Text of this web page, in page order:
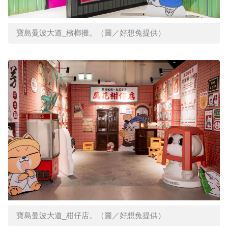
寶島曼波大道_檳榔攤。（圖／好想兔提供）
寶島曼波大道_柑仔店。（圖／好想兔提供）